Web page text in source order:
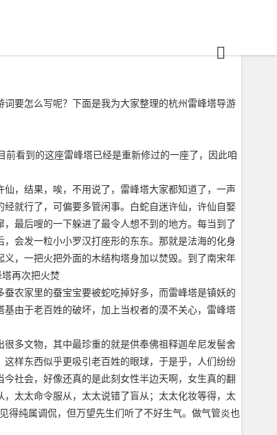
要怎么写呢？下面是我为大家整理的杭州雷峰塔导游
看到的这座雷峰塔已经是重新修过的一座了，因此咱
，结果，唉，不用说了，雷峰塔大家都知道了，一声
就行了，可偏要多管闲事。白蛇自迷许仙，许仙自娶
最后嗖的一下躲进了最令人想不到的地方。每当到了
会发一粒小小罗汉打座形的东东。那就是法海的化身
，一把火把外面的木结构塔身加以焚毁。到了南宋年
再次把火焚
农家里的蚕宝宝要被蛇吃掉好多，而雷峰塔是镇妖的
由于老百姓的破坏，加上当权者的漠不关心，雷峰塔
多文物，其中最珍重的就是供奉佛祖释迦牟尼发髻舍
样东西似乎更吸引老百姓的眼球，于是乎，人们纷纷
社会，好像还真的是此刻女性半边天啊，女生真的翻
太太命令服从，太太说错了盲从；太太化妆等得，太
得纯属调侃，但万望先生们听了不好生气。做气管炎也